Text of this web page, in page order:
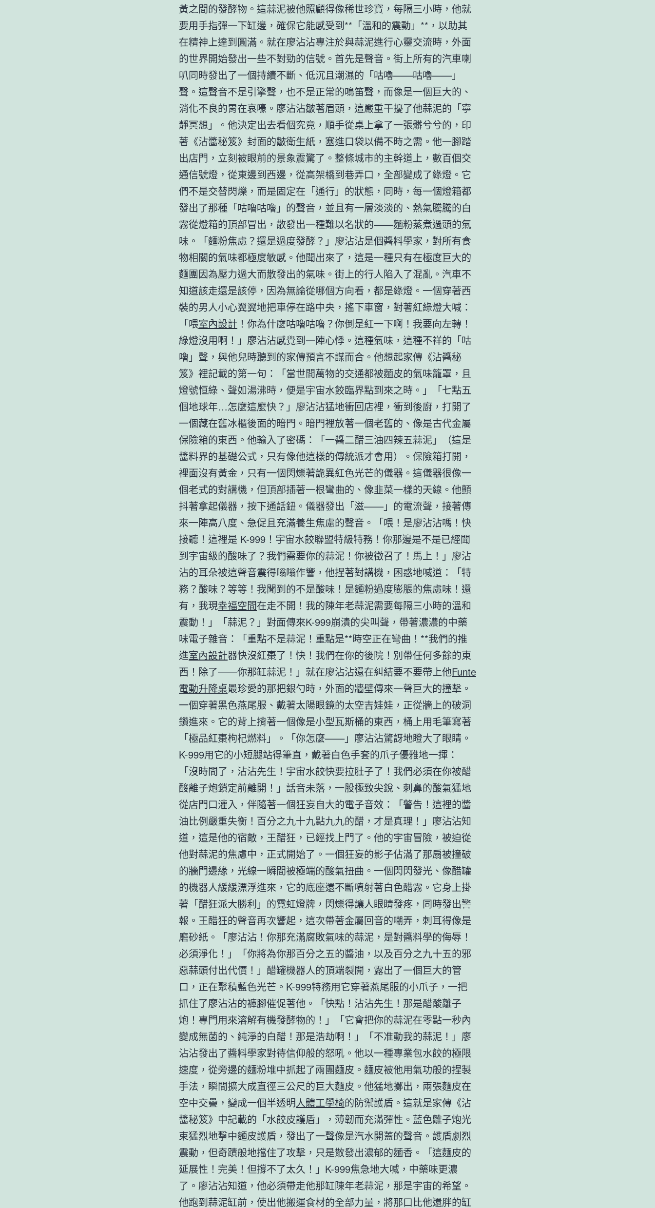
黃之間的發酵物。這蒜泥被他照顧得像稀世珍寶，每隔三小時，他就
要用手指彈一下缸邊，確保它能感受到**「溫和的震動」**，以助其
在精神上達到圓滿。就在廖沾沾專注於與蒜泥進行心靈交流時，外面
的世界開始發出一些不對勁的信號。首先是聲音。街上所有的汽車喇
叭同時發出了一個持續不斷、低沉且潮濕的「咕嚕——咕嚕——」
聲。這聲音不是引擎聲，也不是正常的鳴笛聲，而像是一個巨大的、
消化不良的胃在哀嚎。廖沾沾皺著眉頭，這嚴重干擾了他蒜泥的「寧
靜冥想」。他決定出去看個究竟，順手從桌上拿了一張髒兮兮的，印
著《沾醬秘笈》封面的皺衛生紙，塞進口袋以備不時之需。他一腳踏
出店門，立刻被眼前的景象震驚了。整條城市的主幹道上，數百個交
通信號燈，從東邊到西邊，從高架橋到巷弄口，全部變成了綠燈。它
們不是交替閃爍，而是固定在「通行」的狀態，同時，每一個燈箱都
發出了那種「咕嚕咕嚕」的聲音，並且有一層淡淡的、熱氣騰騰的白
霧從燈箱的頂部冒出，散發出一種難以名狀的——麵粉蒸煮過頭的氣
味。「麵粉焦慮？還是過度發酵？」廖沾沾是個醬料學家，對所有食
物相關的氣味都極度敏感。他聞出來了，這是一種只有在極度巨大的
麵團因為壓力過大而散發出的氣味。街上的行人陷入了混亂。汽車不
知道該走還是該停，因為無論從哪個方向看，都是綠燈。一個穿著西
裝的男人小心翼翼地把車停在路中央，搖下車窗，對著紅綠燈大喊：
「喂室內設計 ！你為什麼咕嚕咕嚕？你倒是紅一下啊！我要向左轉！
綠燈沒用啊！」廖沾沾感覺到一陣心悸。這種氣味，這種不祥的「咕
嚕」聲，與他兒時聽到的家傳預言不謀而合。他想起家傳《沾醬秘
笈》裡記載的第一句：「當世間萬物的交通都被麵皮的氣味籠罩，且
燈號恒綠、聲如湯沸時，便是宇宙水餃臨界點到來之時。」「七點五
個地球年…怎麼這麼快？」廖沾沾猛地衝回店裡，衝到後廚，打開了
一個藏在舊冰櫃後面的暗門。暗門裡放著一個老舊的、像是古代金屬
保險箱的東西。他輸入了密碼：「一醬二醋三油四辣五蒜泥」（這是
醬料界的基礎公式，只有像他這樣的傳統派才會用）。保險箱打開，
裡面沒有黃金，只有一個閃爍著詭異紅色光芒的儀器。這儀器很像一
個老式的對講機，但頂部插著一根彎曲的、像韭菜一樣的天線。他顫
抖著拿起儀器，按下通話鈕。儀器發出「滋——」的電流聲，接著傳
來一陣高八度、急促且充滿養生焦慮的聲音。「喂！是廖沾沾嗎！快
接聽！這裡是 K-999！宇宙水餃聯盟特級特務！你那邊是不是已經聞
到宇宙級的酸味了？我們需要你的蒜泥！你被徵召了！馬上！」廖沾
沾的耳朵被這聲音震得嗡嗡作響，他捏著對講機，困惑地喊道：「特
務？酸味？等等！我聞到的不是酸味！是麵粉過度膨脹的焦慮味！還
有，我現幸福空間在走不開！我的陳年老蒜泥需要每隔三小時的溫和
震動！」「蒜泥？」對面傳來K-999崩潰的尖叫聲，帶著濃濃的中藥
味電子雜音：「重點不是蒜泥！重點是**時空正在彎曲！**我們的推
進室內設計器快沒紅棗了！快！我們在你的後院！別帶任何多餘的東
西！除了——你那缸蒜泥！」就在廖沾沾還在糾結要不要帶上他Funte
電動升降桌最珍愛的那把銀勺時，外面的牆壁傳來一聲巨大的撞擊。
一個穿著黑色燕尾服、戴著太陽眼鏡的太空吉娃娃，正從牆上的破洞
鑽進來。它的背上揹著一個像是小型瓦斯桶的東西，桶上用毛筆寫著
「極品紅棗枸杞燃料」。「你怎麼——」廖沾沾驚訝地瞪大了眼睛。
K-999用它的小短腿站得筆直，戴著白色手套的爪子優雅地一揮：
「沒時間了，沾沾先生！宇宙水餃快要拉肚子了！我們必須在你被醋
酸離子炮鎖定前離開！」話音未落，一股極致尖銳、刺鼻的酸氣猛地
從店門口灌入，伴隨著一個狂妄自大的電子音效：「警告！這裡的醬
油比例嚴重失衡！百分之九十九點九九的醋，才是真理！」廖沾沾知
道，這是他的宿敵，王醋狂，已經找上門了。他的宇宙冒險，被迫從
他對蒜泥的焦慮中，正式開始了。一個狂妄的影子佔滿了那扇被撞破
的牆門邊緣，光線一瞬間被極端的酸氣扭曲。一個閃閃發光、像醋罐
的機器人緩緩漂浮進來，它的底座還不斷噴射著白色醋霧。它身上掛
著「醋狂派大勝利」的霓虹燈牌，閃爍得讓人眼睛發疼，同時發出警
報。王醋狂的聲音再次響起，這次帶著金屬回音的嘲弄，刺耳得像是
磨砂紙。「廖沾沾！你那充滿腐敗氣味的蒜泥，是對醬料學的侮辱！
必須淨化！」「你將為你那百分之五的醬油，以及百分之九十五的邪
惡蒜頭付出代價！」醋罐機器人的頂端裂開，露出了一個巨大的管
口，正在聚積藍色光芒。K-999特務用它穿著燕尾服的小爪子，一把
抓住了廖沾沾的褲腳催促著他。「快點！沾沾先生！那是醋酸離子
炮！專門用來溶解有機發酵物的！」「它會把你的蒜泥在零點一秒內
變成無菌的、純淨的白醋！那是浩劫啊！」「不准動我的蒜泥！」廖
沾沾發出了醬料學家對待信仰般的怒吼。他以一種專業包水餃的極限
速度，從旁邊的麵粉堆中抓起了兩團麵皮。麵皮被他用氣功般的捏製
手法，瞬間擴大成直徑三公尺的巨大麵皮。他猛地擲出，兩張麵皮在
空中交疊，變成一個半透明人體工學椅的防禦護盾。這就是家傳《沾
醬秘笈》中記載的「水餃皮護盾」，薄韌而充滿彈性。藍色離子炮光
束猛烈地擊中麵皮護盾，發出了一聲像是汽水開蓋的聲音。護盾劇烈
震動，但奇蹟般地擋住了攻擊，只是散發出濃郁的麵香。「這麵皮的
延展性！完美！但撐不了太久！」K-999焦急地大喊，中藥味更濃
了。廖沾沾知道，他必須帶走他那缸陳年老蒜泥，那是宇宙的希望。
他跑到蒜泥缸前，使出他搬運食材的全部力量，將那口比他還胖的缸